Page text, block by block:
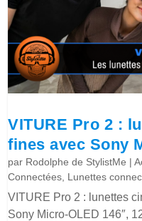
VITURE Pro 2 :
fines avec Sony
par Rodolphe de StylistMe |
Connectées Lunettes
VITURE Pro 2 : lunettes
Sony Micro-OLED 146″,